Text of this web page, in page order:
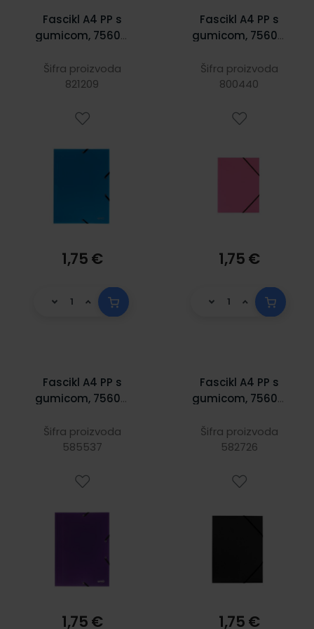
Fascikl A4 PP s
gumicom, 75605,
Šifra proizvoda
821209
1,75 €
Fascikl A4 PP s
gumicom, 75607,
Šifra proizvoda
800440
1,75 €
Fascikl A4 PP s
gumicom, 75608,
Šifra proizvoda
585537
1,75 €
Fascikl A4 PP s
gumicom, 75609,
Šifra proizvoda
582726
1,75 €